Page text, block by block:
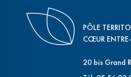
PÔLE
CŒUR
20 bis Grand